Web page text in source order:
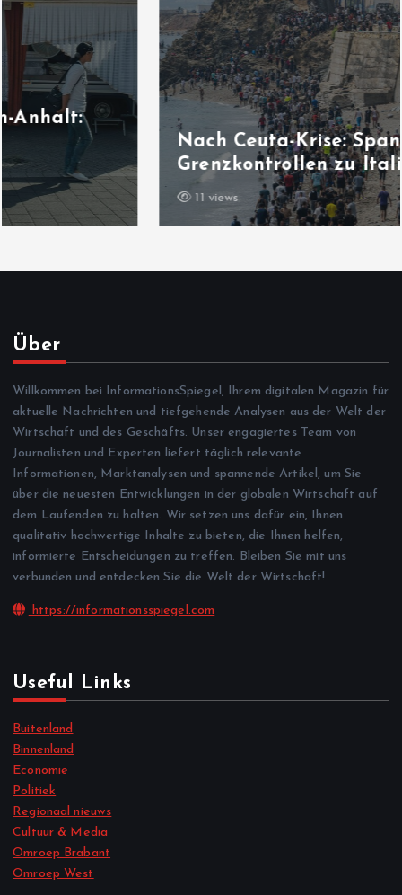
Nach Ceuta-Krise: Spanien kündigt
Grenzkontrollen zu Italien an
11 views
Über
Willkommen bei InformationsSpiegel, Ihrem digitalen Magazin für
aktuelle Nachrichten und tiefgehende Analysen aus der Welt der
Wirtschaft und des Geschäfts. Unser engagiertes Team von
Journalisten und Experten liefert täglich relevante
Informationen, Marktanalysen und spannende Artikel, um Sie
über die neuesten Entwicklungen in der globalen Wirtschaft auf
dem Laufenden zu halten. Wir setzen uns dafür ein, Ihnen
qualitativ hochwertige Inhalte zu bieten, die Ihnen helfen,
informierte Entscheidungen zu treffen. Bleiben Sie mit uns
verbunden und entdecken Sie die Welt der Wirtschaft!
https://informationsspiegel.com
Useful Links
Buitenland
Binnenland
Economie
Politiek
Regionaal nieuws
Cultuur & Media
Omroep Brabant
Omroep West